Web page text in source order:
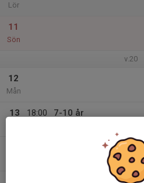
Lör
11
Sön
v.20
12
Mån
13
18:00
7-10 år